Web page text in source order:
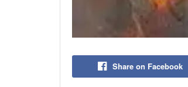
Share on Facebook